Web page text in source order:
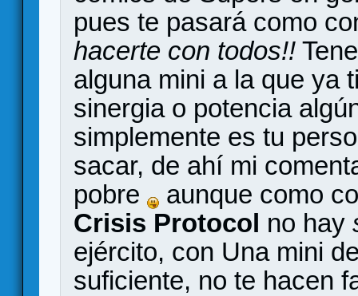
pues te pasará como
hacerte con todos!!
alguna mini a la que ya
sinergia o potencia
simplemente es tu
sacar, de ahí mi
pobre
aunque como
Crisis Protocol no hay
ejército, con Una mini
suficiente, no te hacen